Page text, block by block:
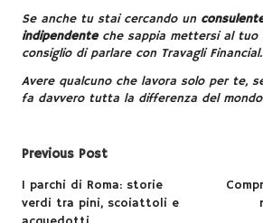
Se anche tu stai cercando un
indipendenteche sappia mettersi al tuo
consiglio di parlare con Travagli Financial.
Avere qualcuno che lavora solo per te,
fa davvero tutta la differenza del
Post
navigation
Previous Post
I parchi di Roma: storie
verdi tra pini, scoiattoli e